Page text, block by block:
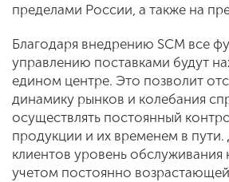
пределами России, а также на
Благодаря внедрению SCM все
управлению поставками будут
едином центре. Это позво­лит
динамику рынков и ко­лебания
осуществлять постоянный
про­дукции и их временем в
клиентов уровень обслужива­ния
учетом постоянно